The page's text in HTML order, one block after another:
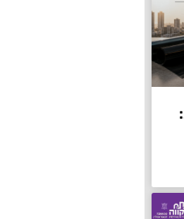
השחרת חלונות בישראל 2026: